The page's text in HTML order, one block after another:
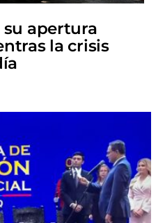
apertura
la crisis